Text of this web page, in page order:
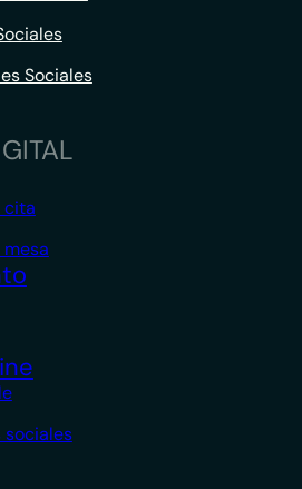
Sociales
cita
sociales